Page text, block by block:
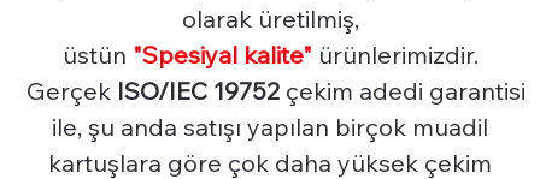
olarak üretilmiş,
üstün "Spesiyal kalite" ürünlerimizdir.
Gerçek ISO/IEC 19752 çekim adedi garantisi
ile, şu anda satışı yapılan birçok muadil
kartuşlara göre çok daha yüksek çekim